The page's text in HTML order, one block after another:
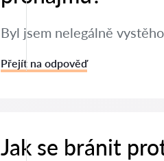
Byl jsem nelegálně
Přejít na odpověď
Jak se bránit